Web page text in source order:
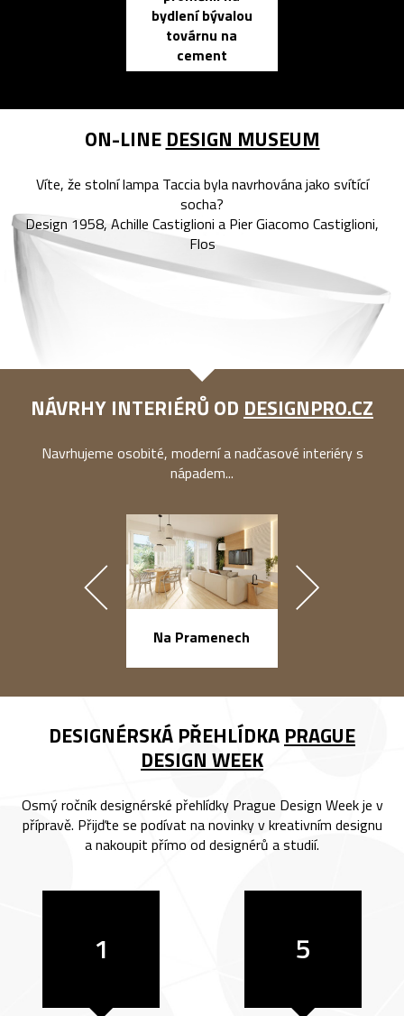
bydlení bývalou
továrnu na
cement
ON-LINE DESIGN MUSEUM
Víte, že stolní lampa Taccia byla navrhována jako svítící
socha?
Design 1958, Achille Castiglioni a Pier Giacomo Castiglioni,
Flos
NÁVRHY INTERIÉRŮ OD DESIGNPRO.CZ
Navrhujeme osobité, moderní a nadčasové interiéry s
nápadem...
Na Pramenech
DESIGNÉRSKÁ PŘEHLÍDKA PRAGUE
DESIGN WEEK
Osmý ročník designérské přehlídky Prague Design Week je v
přípravě. Přijďte se podívat na novinky v kreativním designu
a nakoupit přímo od designérů a studií.
1 5